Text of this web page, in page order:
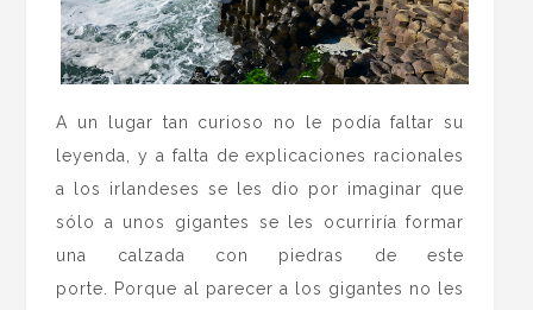
A un lugar tan curioso no le podía faltar su
leyenda, y a falta de explicaciones racionales
a los irlandeses se les dio por imaginar que
sólo a unos gigantes se les ocurriría formar
una calzada con piedras de este
porte. Porque al parecer a los gigantes no les